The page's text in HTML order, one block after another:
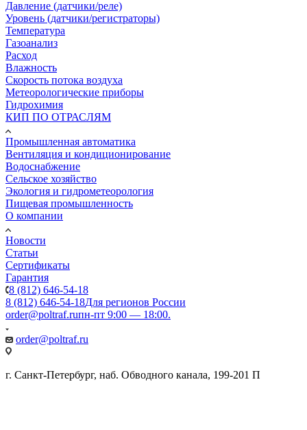
Давление (датчики/реле)
Уровень (датчики/регистраторы)
Температура
Газоанализ
Расход
Влажность
Скорость потока воздуха
Метеорологические приборы
Гидрохимия
КИП ПО ОТРАСЛЯМ
Промышленная автоматика
Вентиляция и кондиционирование
Водоснабжение
Сельское хозяйство
Экология и гидрометеорология
Пищевая промышленность
О компании
Новости
Статьи
Сертификаты
Гарантия
8 (812) 646-54-18
8 (812) 646-54-18Для регионов России
order@poltraf.ruпн-пт 9:00 — 18:00.
order@poltraf.ru
г. Санкт-Петербург, наб. Обводного канала, 199-201 П